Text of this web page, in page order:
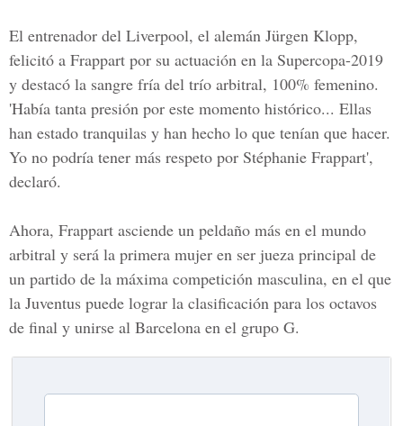
El entrenador del Liverpool, el alemán Jürgen Klopp,
felicitó a Frappart por su actuación en la Supercopa-2019
y destacó la sangre fría del trío arbitral, 100% femenino.
'Había tanta presión por este momento histórico... Ellas
han estado tranquilas y han hecho lo que tenían que hacer.
Yo no podría tener más respeto por Stéphanie Frappart',
declaró.
Ahora, Frappart asciende un peldaño más en el mundo
arbitral y será la primera mujer en ser jueza principal de
un partido de la máxima competición masculina, en el que
la Juventus puede lograr la clasificación para los octavos
de final y unirse al Barcelona en el grupo G.